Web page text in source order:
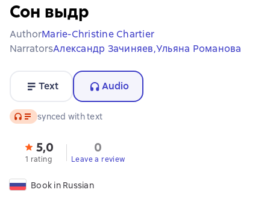
Сон выдр
AuthorMarie-Christine Chartier
NarratorsАлександр Зачиняев,Ульяна Романова
Text Audio
Audio synced with text
5,0
1 rating
0
Leave a review
Book in Russian